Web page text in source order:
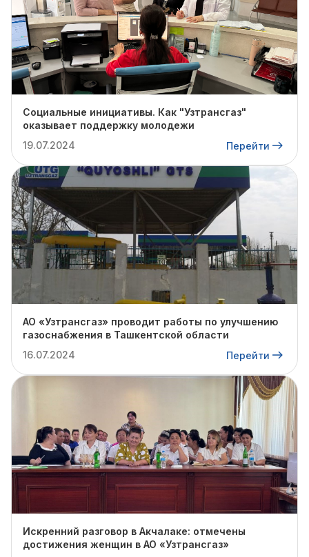
Социальные инициативы. Как "Узтрансгаз"
оказывает поддержку молодежи
19.07.2024
Перейти
АО «Узтрансгаз» проводит работы по улучшению
газоснабжения в Ташкентской области
16.07.2024
Перейти
Искренний разговор в Акчалаке: отмечены
достижения женщин в АО «Узтрансгаз»